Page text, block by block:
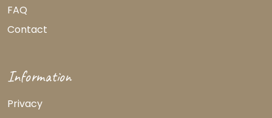
FAQ
Contact
Information
Privacy